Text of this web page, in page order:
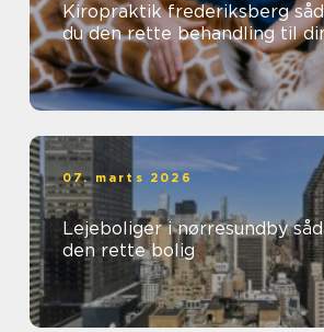
Kiropraktik frederiksberg sådan vælger
du den rette behandling til
07. marts 2026
Lejeboliger i nørresundby sådan finder du
den rette bolig